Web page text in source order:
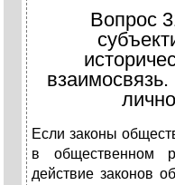
Вопрос
Если законы
в общественном
действие законов